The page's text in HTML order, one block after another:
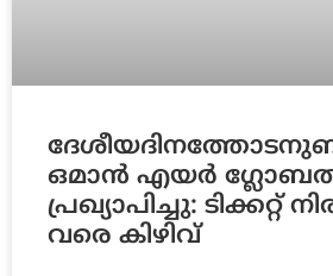
ഒമാൻ എയർ
പ്രഖ്യാപിച്ചു: ടിക്കറ്റ്
വരെ കിഴിവ്